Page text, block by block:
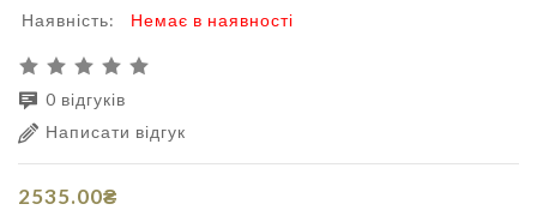
Наявність:
Немає в наявності
0 відгуків
Написати відгук
2535.00₴